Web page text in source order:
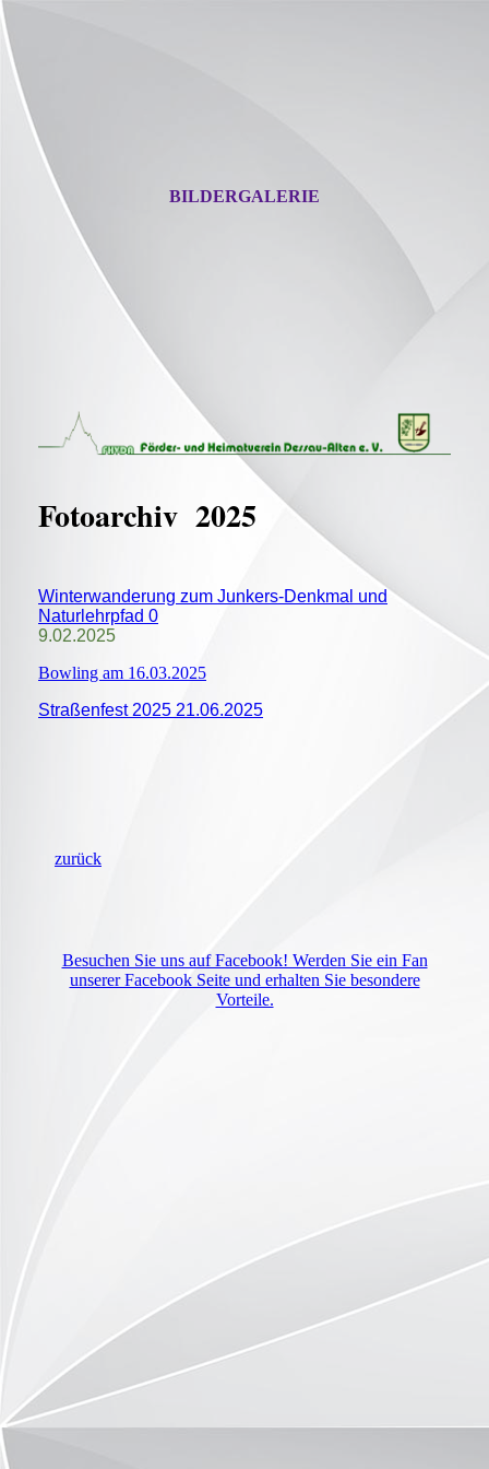
BILDERGALERIE
Fotoarchiv 2025
Winterwanderung zum Junkers-Denkmal und
Naturlehrpfad 0
9.02.2025
Bowling am 16.03.2025
Straßenfest 2025 21.06.2025
zurück
Besuchen Sie uns auf Facebook! Werden Sie ein Fan
unserer Facebook Seite und erhalten Sie besondere
Vorteile.